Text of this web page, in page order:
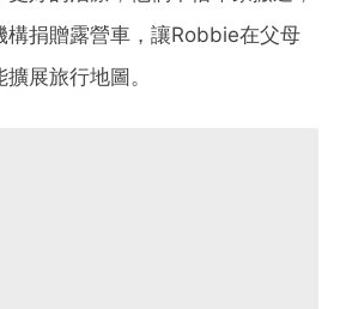
構捐贈露營車，讓Robbie在父母
展旅行地圖。